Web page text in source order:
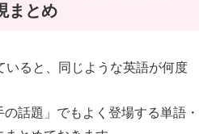
まとめ
いると、同じような英語が何度
話題」でもよく登場する単語・